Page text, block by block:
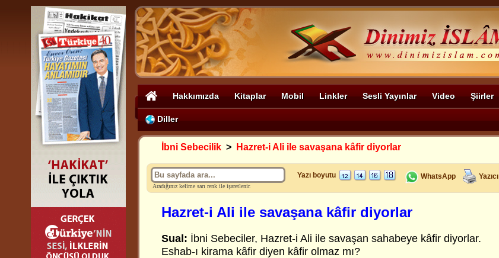
Hakkımızda Kitaplar Mobil Linkler Sesli Yayınlar Video Şiirler
Diller
İbni Sebecilik > Hazret-i Ali ile savaşana kâfir diyorlar
Aradığınız kelime sarı renk ile işaretlenir.
Yazı boyutu WhatsApp Yazıcı
Hazret-i Ali ile savaşana kâfir diyorlar
Sual: İbni Sebeciler, Hazret-i Ali ile savaşan sahabeye kâfir diyorlar.
Eshab-ı kirama kâfir diyen kâfir olmaz mı?